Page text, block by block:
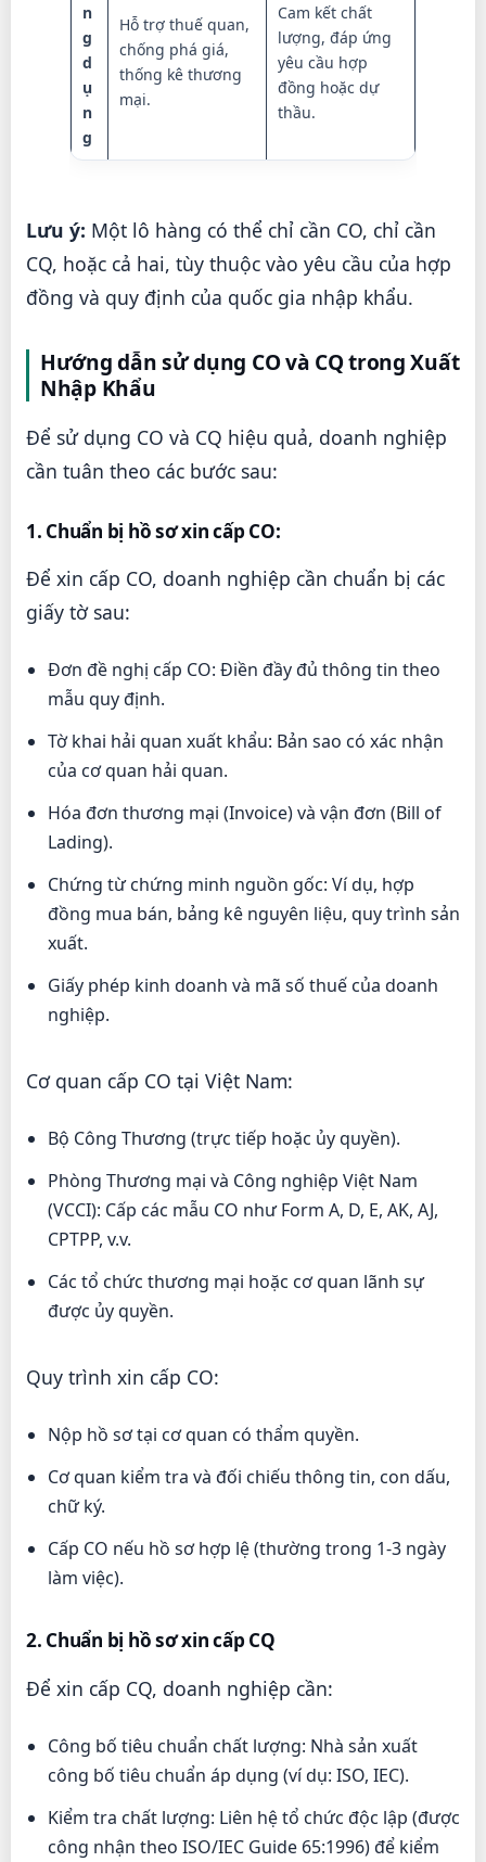
n
g
d
ụ
n
g
Hỗ trợ thuế quan,
chống phá giá,
thống kê thương
mại.
Cam kết chất
lượng, đáp ứng
yêu cầu hợp
đồng hoặc dự
thầu.
Lưu ý: Một lô hàng có thể chỉ cần CO, chỉ cần
CQ, hoặc cả hai, tùy thuộc vào yêu cầu của hợp
đồng và quy định của quốc gia nhập khẩu.
Hướng dẫn sử dụng CO và CQ trong Xuất
Nhập Khẩu
Để sử dụng CO và CQ hiệu quả, doanh nghiệp
cần tuân theo các bước sau:
1. Chuẩn bị hồ sơ xin cấp CO:
Để xin cấp CO, doanh nghiệp cần chuẩn bị các
giấy tờ sau:
Đơn đề nghị cấp CO: Điền đầy đủ thông tin theo
mẫu quy định.
Tờ khai hải quan xuất khẩu: Bản sao có xác nhận
của cơ quan hải quan.
Hóa đơn thương mại (Invoice) và vận đơn (Bill of
Lading).
Chứng từ chứng minh nguồn gốc: Ví dụ, hợp
đồng mua bán, bảng kê nguyên liệu, quy trình sản
xuất.
Giấy phép kinh doanh và mã số thuế của doanh
nghiệp.
Cơ quan cấp CO tại Việt Nam:
Bộ Công Thương (trực tiếp hoặc ủy quyền).
Phòng Thương mại và Công nghiệp Việt Nam
(VCCI): Cấp các mẫu CO như Form A, D, E, AK, AJ,
CPTPP, v.v.
Các tổ chức thương mại hoặc cơ quan lãnh sự
được ủy quyền.
Quy trình xin cấp CO:
Nộp hồ sơ tại cơ quan có thẩm quyền.
Cơ quan kiểm tra và đối chiếu thông tin, con dấu,
chữ ký.
Cấp CO nếu hồ sơ hợp lệ (thường trong 1-3 ngày
làm việc).
2. Chuẩn bị hồ sơ xin cấp CQ
Để xin cấp CQ, doanh nghiệp cần:
Công bố tiêu chuẩn chất lượng: Nhà sản xuất
công bố tiêu chuẩn áp dụng (ví dụ: ISO, IEC).
Kiểm tra chất lượng: Liên hệ tổ chức độc lập (được
công nhận theo ISO/IEC Guide 65:1996) để kiểm